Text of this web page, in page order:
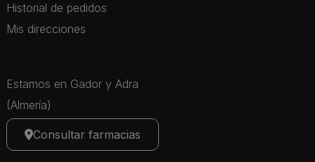
Historial de pedidos
Mis direcciones
Estamos en Gador y Adra
(Almería)
Consultar farmacias